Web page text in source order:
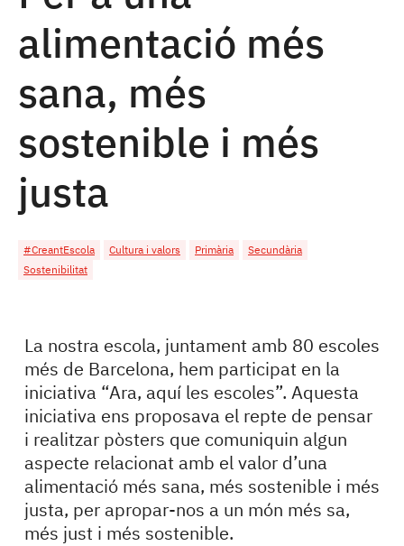
alimentació més
sana, més
sostenible i més
justa
#CreantEscola Cultura i valors Primària
Secundària
Sostenibilitat
La nostra escola, juntament amb 80 escoles
més de Barcelona, hem participat en la
iniciativa “Ara, aquí les escoles”. Aquesta
iniciativa ens proposava el repte de pensar
i realitzar pòsters que comuniquin algun
aspecte relacionat amb el valor d’una
alimentació més sana, més sostenible i més
justa, per apropar-nos a un món més sa,
més just i més sostenible.